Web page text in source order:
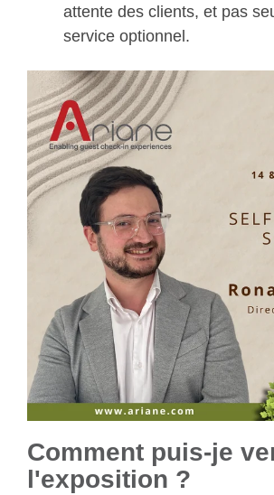
attente des clients, et pas
service optionnel.
Comment puis-je
l'exposition ?